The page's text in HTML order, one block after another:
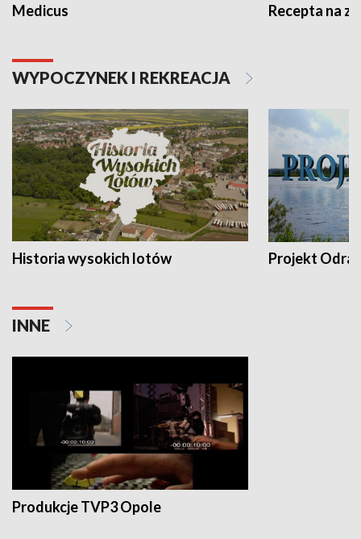
Medicus Recepta na
WYPOCZYNEK I REKREACJA
Historia wysokich lotów Projekt Odra
INNE
Produkcje TVP3 Opole